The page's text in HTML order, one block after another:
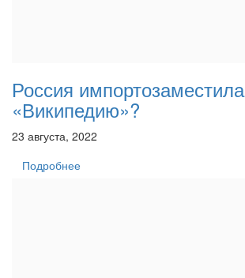
Россия импортозаместила
«Википедию»?
23 августа, 2022
Подробнее